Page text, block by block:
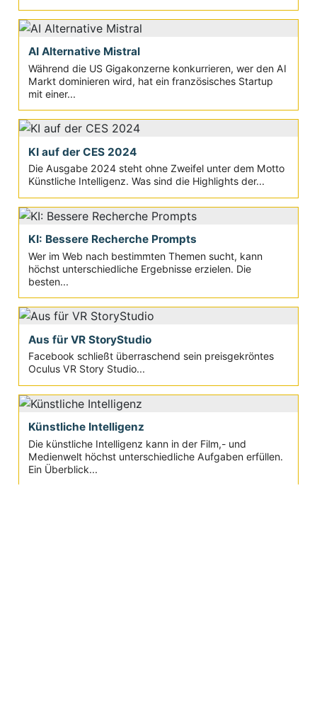
AI Alternative Mistral
Während die US Gigakonzerne konkurrieren, wer den AI
Markt dominieren wird, hat ein französisches Startup
mit einer...
KI auf der CES 2024
Die Ausgabe 2024 steht ohne Zweifel unter dem Motto
Künstliche Intelligenz. Was sind die Highlights der...
KI: Bessere Recherche Prompts
Wer im Web nach bestimmten Themen sucht, kann
höchst unterschiedliche Ergebnisse erzielen. Die
besten...
Aus für VR StoryStudio
Facebook schließt überraschend sein preisgekröntes
Oculus VR Story Studio...
Künstliche Intelligenz
Die künstliche Intelligenz kann in der Film,- und
Medienwelt höchst unterschiedliche Aufgaben erfüllen.
Ein Überblick...